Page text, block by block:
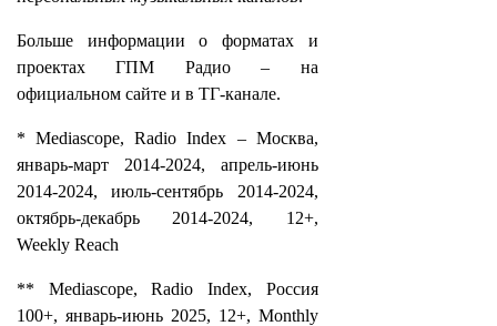
Больше информации о форматах и
проектах ГПМ Радио – на
официальном сайте и в ТГ-канале.
* Mediascope, Radio Index – Москва,
январь-март 2014-2024, апрель-июнь
2014-2024, июль-сентябрь 2014-2024,
октябрь-декабрь 2014-2024, 12+,
Weekly Reach
** Mediascope, Radio Index, Россия
100+, январь-июнь 2025, 12+, Monthly